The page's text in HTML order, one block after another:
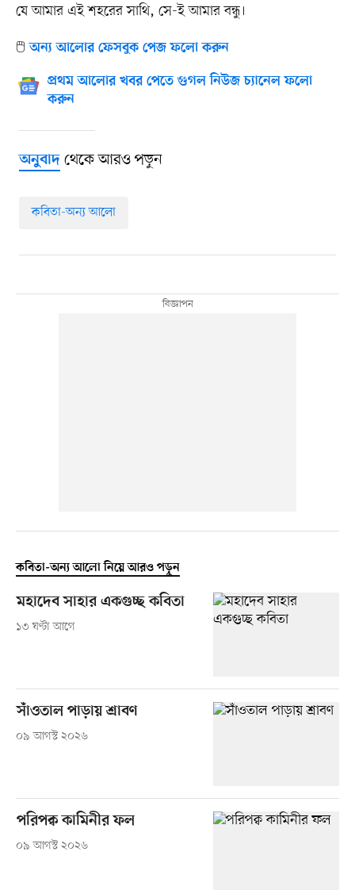
যে আমার এই শহরের সাথি, সে-ই আমার বন্ধু।
🖱️অন্য আলোর ফেসবুক পেজ ফলো করুন
প্রথম আলোর খবর পেতে গুগল নিউজ চ্যানেল ফলো
করুন
অনুবাদথেকে আরও পড়ুন
কবিতা-অন্য আলো
কবিতা-অন্য আলো নিয়ে আরও পড়ুন
মহাদেব সাহার একগুচ্ছ কবিতা
১৩ ঘণ্টা আগে
সাঁওতাল পাড়ায় শ্রাবণ
০৯ আগস্ট ২০২৬
পরিপক্ব কামিনীর ফল
০৯ আগস্ট ২০২৬